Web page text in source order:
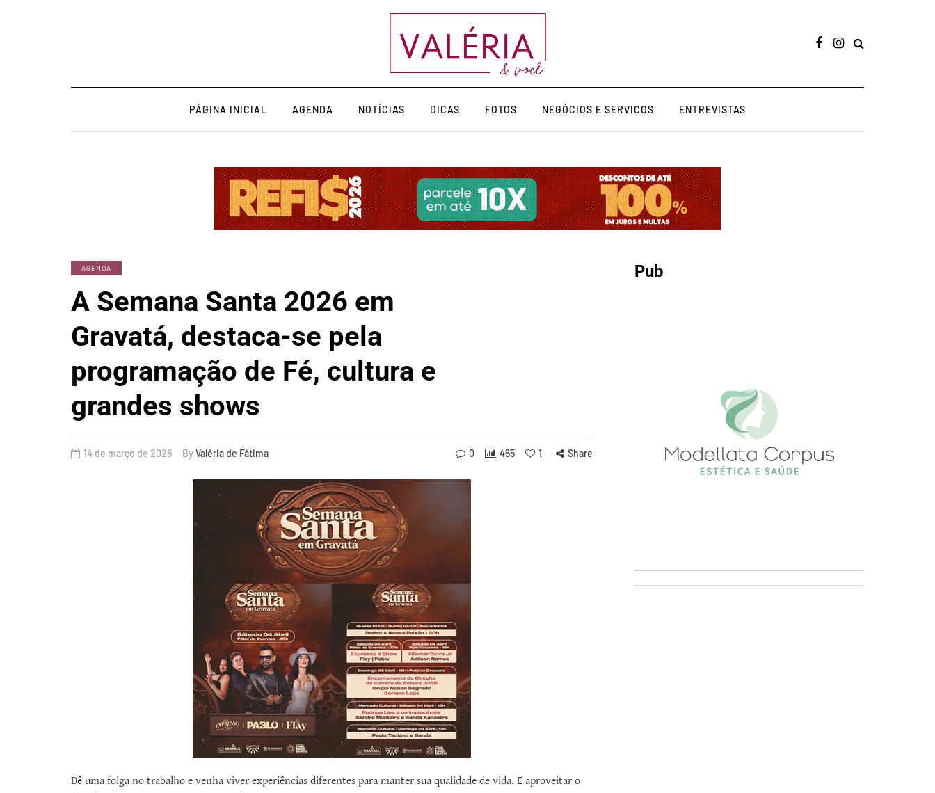
PÁGINA INICIAL AGENDA NOTÍCIAS DICAS FOTOS NEGÓCIOS E SERVIÇOS ENTREVISTAS
AGENDA
A Semana Santa 2026 em
Gravatá, destaca-se pela
programação de Fé, cultura e
grandes shows
14 de março de 2026 By Valéria de Fátima 0 465 1 Share
Dê uma folga no trabalho e venha viver experiências diferentes para manter sua qualidade de vida. E aproveitar o
Pub